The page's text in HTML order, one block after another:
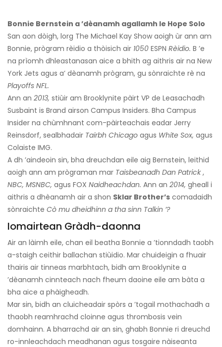
Bonnie Bernstein a ’dèanamh agallamh le Hope Solo
San aon dòigh, lorg The Michael Kay Show aoigh ùr ann am
Bonnie, prògram rèidio a thòisich air 1050 ESPN Rèidio. B ’e
na prìomh dhleastanasan aice a bhith ag aithris air na New
York Jets agus a’ dèanamh prògram, gu sònraichte rè na
Playoffs NFL.
Ann an 2013, stiùir am Brooklynite pàirt VP de Leasachadh
Susbaint is Brand airson Campus Insiders. Bha Campus
Insider na chùmhnant com-pàirteachais eadar Jerry
Reinsdorf, sealbhadair Tairbh Chicago agus White Sox, agus
Colaiste IMG.
A dh ’aindeoin sin, bha dreuchdan eile aig Bernstein, leithid
aoigh ann am prògraman mar Taisbeanadh Dan Patrick,
NBC, MSNBC, agus FOX Naidheachdan. Ann an 2014, gheall i
aithris a dhèanamh air a shon Sklar Brother’s comadaidh
sònraichte Cò mu dheidhinn a tha sinn Talkin ’?
Iomairtean Gràdh-daonna
Air an làimh eile, chan eil beatha Bonnie a ’tionndadh taobh
a-staigh ceithir ballachan stiùidio. Mar chuideigin a fhuair
thairis air tinneas marbhtach, bidh am Brooklynite a
’dèanamh cinnteach nach fheum daoine eile am bàta a
bha aice a phàigheadh.
Mar sin, bidh an cluicheadair spòrs a ’togail mothachadh a
thaobh reamhrachd cloinne agus thrombosis vein
domhainn. A bharrachd air an sin, ghabh Bonnie ri dreuchd
ro-innleachdach meadhanan agus tosgaire nàiseanta